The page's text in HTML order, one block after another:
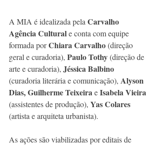
A MIA é idealizada pela Carvalho
Agência Cultural e conta com equipe
formada por Chiara Carvalho (direção
geral e curadoria), Paulo Tothy (direção de
arte e curadoria), Jéssica Balbino
(curadoria literária e comunicação), Alyson
Dias, Guilherme Teixeira e Isabela Vieira
(assistentes de produção), Yas Colares
(artista e arquiteta urbanista).
As ações são viabilizadas por editais de